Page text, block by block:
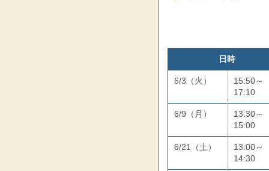
日時
6/3（火）
15:50～
17:10
6/9（月）
13:30～
15:00
6/21（土）
13:00～
14:30